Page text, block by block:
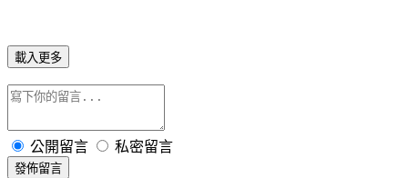
載入更多
公開留言 私密留言
發佈留言